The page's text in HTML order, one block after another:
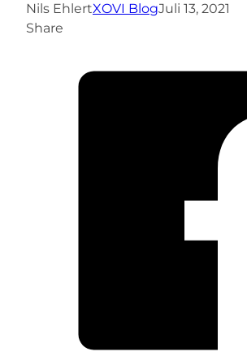
Nils EhlertXOVI BlogJuli 13, 2021
Share